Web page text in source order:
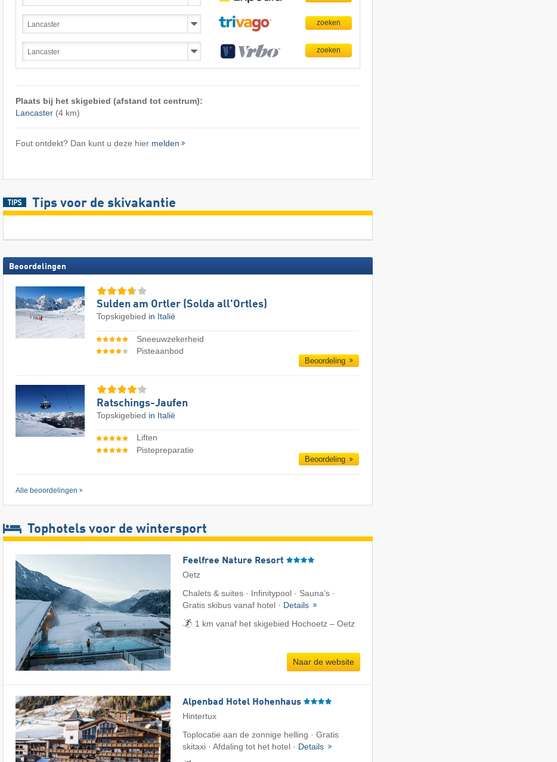
Plaats bij het skigebied (afstand tot centrum):
Lancaster(4 km)
Fout ontdekt? Dan kunt u deze hier melden
Tips voor de skivakantie
Beoordelingen
Sulden am Ortler (Solda all'Ortles)
Topskigebied in Italië
Sneeuwzekerheid
Pisteaanbod
Beoordeling
Ratschings-Jaufen
Topskigebied in Italië
Liften
Pistepreparatie
Beoordeling
Alle beoordelingen
Tophotels voor de wintersport
Feelfree Nature Resort
Oetz
Chalets & suites · Infinitypool · Sauna’s ·
Gratis skibus vanaf hotel · Details
1 km vanaf het skigebied Hochoetz – Oetz
Naar de website
Alpenbad Hotel Hohenhaus
Hintertux
Toplocatie aan de zonnige helling · Gratis
skitaxi · Afdaling tot het hotel · Details